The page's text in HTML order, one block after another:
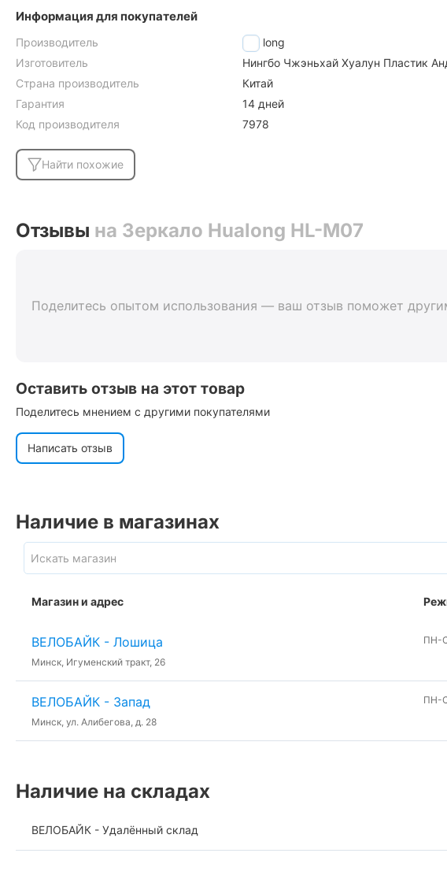
Информация для покупателей
Производитель
Hualong
Изготовитель
Нингбо Чжэньхай Хуалун Пластик
Страна производитель
Китай
Гарантия
14 дней
Код производителя
7978
Найти похожие
Отзывы на Зеркало Hualong HL-M07
Поделитесь опытом использования — ваш отзыв поможет
Оставить отзыв на этот товар
Поделитесь мнением с другими покупателями
Написать отзыв
Наличие в магазинах
Магазин и адрес
ВЕЛОБАЙК - Лошица
Минск, Игуменский тракт, 26
ПН-
ВЕЛОБАЙК - Запад
Минск, ул. Алибегова, д. 28
ПН-
Наличие на складах
ВЕЛОБАЙК - Удалённый склад